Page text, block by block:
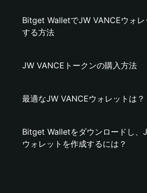
Bitget WalletでJW VANCEウォレ
する方法
JW VANCEトークンの購入方法
最適なJW VANCEウォレットは？
Bitget Walletをダウンロードし、
ウォレットを作成するには？